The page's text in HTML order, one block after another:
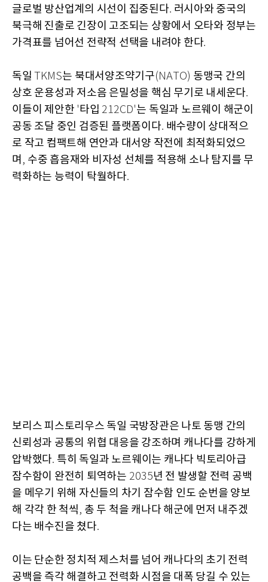
글로벌 방산업계의 시선이 집중된다. 러시아와 중국의
북극해 진출로 긴장이 고조되는 상황에서 오타와 정부는
가격표를 넘어선 전략적 선택을 내려야 한다.
독일TKMS는 북대서양조약기구(NATO) 동맹국 간의
상호 운용성과 저소음 은밀성을 핵심 무기로 내세운다.
이들이 제안한 '타입 212CD'는 독일과 노르웨이 해군이
공동 조달 중인 검증된 플랫폼이다. 배수량이 상대적으
로 작고 컴팩트해 연안과 대서양 작전에 최적화되었으
며 , 수중 흡음재와 비자성 선체를 적용해 소나 탐지를 무
력화하는 능력이 탁월하다.
보리스 피스토리우스 독일 국방장관은 나토 동맹 간의
신뢰성과 공통의 위협 대응을 강조하며 캐나다를 강하게
압박했다. 특히 독일과 노르웨이는 캐나다 빅토리아급
잠수함이 완전히 퇴역하는 2035년 전 발생할 전력 공백
을 메우기 위해 자신들의 차기 잠수함 인도 순번을 양보
해 각각 한 척씩, 총 두 척을 캐나다 해군에 먼저 내주겠
다는 배수진을 쳤다.
이는 단순한 정치적 제스처를 넘어 캐나다의 초기 전력
공백을 즉각 해결하고 전력화 시점을 대폭 당길 수 있는